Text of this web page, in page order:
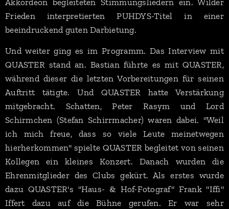
Akkordeon begleiteten Stimmungsliedern ein. Wilder
Frieden interpretierten PUHDYS-Titel in einer
beeindruckend guten Darbietung.
Und weiter ging es im Programm. Das Interview mit
QUASTER stand an. Bastian führte es mit QUASTER,
während dieser die letzten Vorbereitungen für seinen
Auftritt tätigte. Und QUASTER hatte Verstärkung
mitgebracht. Schatten, Peter Rasym und Lord
Schirmchen (Stefan Schirrmacher) waren dabei. "Weil
ich mich freue, dass so viele Leute meinetwegen
hierherkommen" spielte QUASTER begleitet von seinen
Kollegen ein kleines Konzert. Danach wurden die
Ehrenmitglieder des Clubs gekürt. Als erstes wurde
dazu QUASTER's "Haus- & Hof-Fotograf" Frank "Iffi"
Iffert dazu auf die Bühne gerufen. Er war sehr